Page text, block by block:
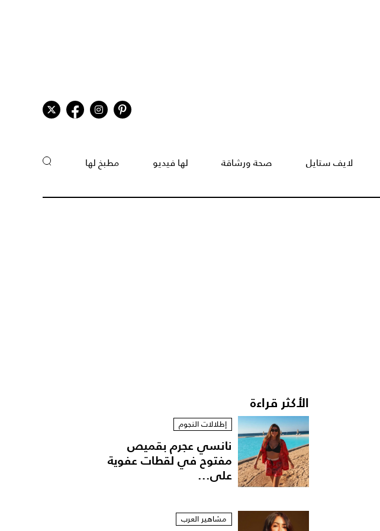
لايف ستايل صحة ورشاقة لها فيديو مطبخ لها
الأكثر قراءة
إطلالات النجوم
نانسي عجرم بقميص
مفتوح في لقطات عفوية
على...
مشاهير العرب